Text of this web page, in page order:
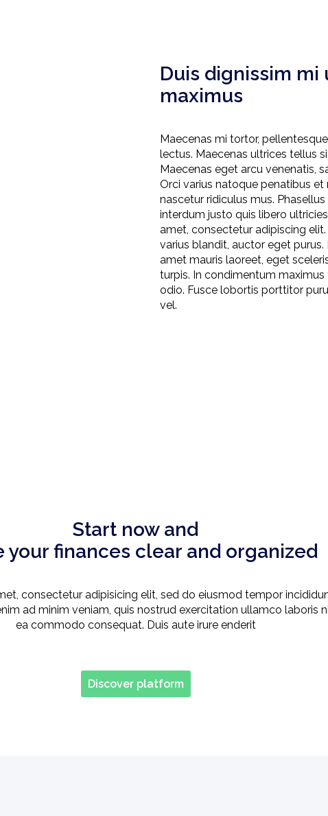
Duis dignissim
maximus
Maecenas mi tortor,
lectus. Maecenas ultrices tellus
Maecenas eget arcu venenatis,
Orci varius natoque penatibus
nascetur ridiculus mus.
interdum justo quis libero
amet, consectetur adipiscing
varius blandit, auctor eget
amet mauris laoreet, eget
turpis. In condimentum
odio. Fusce lobortis porttitor
vel.
Start now and
your finances clear and organized
consectetur adipisicing elit, sed do eiusmod tempor
ad minim veniam, quis nostrud exercitation ullamco laboris
ea commodo consequat. Duis aute irure enderit
Discover platform